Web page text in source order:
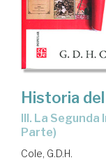
Historia
III. La Segunda Internacional, 1889-1914 (Primera
Parte)
Cole, G.D.H.